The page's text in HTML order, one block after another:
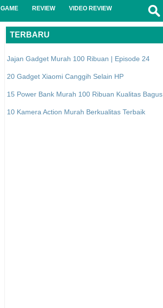
GAME REVIEW VIDEO REVIEW
TERBARU
Jajan Gadget Murah 100 Ribuan | Episode 24
20 Gadget Xiaomi Canggih Selain HP
15 Power Bank Murah 100 Ribuan Kualitas Bagus
10 Kamera Action Murah Berkualitas Terbaik